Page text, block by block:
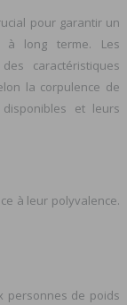
pour garantir un
à long terme. Les
caractéristiques
la corpulence de
et leurs
à leur polyvalence.
personnes de poids